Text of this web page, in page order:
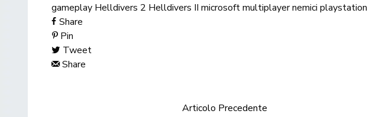
gameplay Helldivers 2 Helldivers II microsoftmultiplayernemici playstation
Share
Pin
Tweet
Share
Articolo Precedente